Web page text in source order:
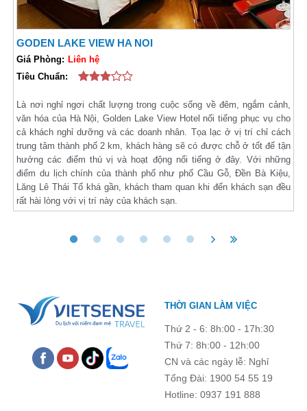
GODEN LAKE VIEW HA NOI
Giá Phòng: Liên hệ
Tiêu Chuẩn:
Là nơi nghỉ ngơi chất lượng trong cuộc sống về đêm, ngắm cảnh,
văn hóa của Hà Nội, Golden Lake View Hotel nổi tiếng phục vụ cho
cả khách nghỉ dưỡng và các doanh nhân. Tọa lạc ở vị trí chỉ cách
trung tâm thành phố 2 km, khách hàng sẽ có được chỗ ở tốt để tận
hưởng các điểm thú vị và hoạt động nổi tiếng ở đây. Với những
điểm du lịch chính của thành phố như phố Cầu Gỗ, Đền Bà Kiệu,
Lăng Lê Thái Tổ khá gần, khách tham quan khi đến khách sạn đều
rất hài lòng với vị trí này của khách sạn.
THỜI GIAN LÀM VIỆC
Thứ 2 - 6: 8h:00 - 17h:30
Thứ 7: 8h:00 - 12h:00
CN và các ngày lễ: Nghỉ
Tổng Đài: 1900 54 55 19
Hotline: 0937 191 888